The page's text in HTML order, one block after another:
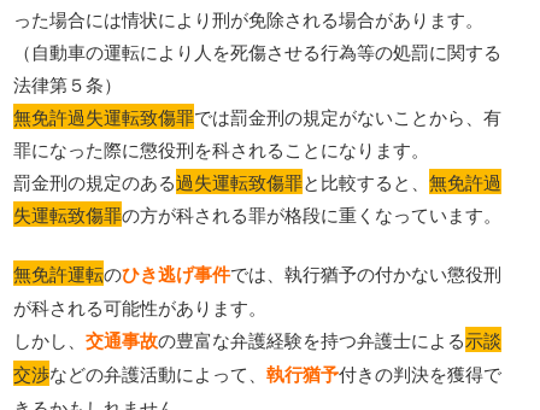
った場合には情状により刑が免除される場合があります。
（自動車の運転により人を死傷させる行為等の処罰に関する
法律第５条）
無免許過失運転致傷罪では罰金刑の規定がないことから、有
罪になった際に懲役刑を科されることになります。
罰金刑の規定のある過失運転致傷罪と比較すると、無免許過
失運転致傷罪の方が科される罪が格段に重くなっています。
無免許運転のひき逃げ事件では、執行猶予の付かない懲役刑
が科される可能性があります。
しかし、交通事故の豊富な弁護経験を持つ弁護士による示談
交渉などの弁護活動によって、執行猶予付きの判決を獲得で